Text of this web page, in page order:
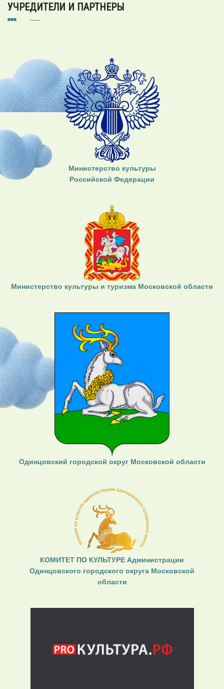
УЧРЕДИТЕЛИ И ПАРТНЕРЫ
Министерство культуры
Российской Федерации
Министерство культуры и туризма Московской области
Одинцовский городской округ Московской области
КОМИТЕТ ПО КУЛЬТУРЕ Администрации
Одинцовского городского округа Московской
области